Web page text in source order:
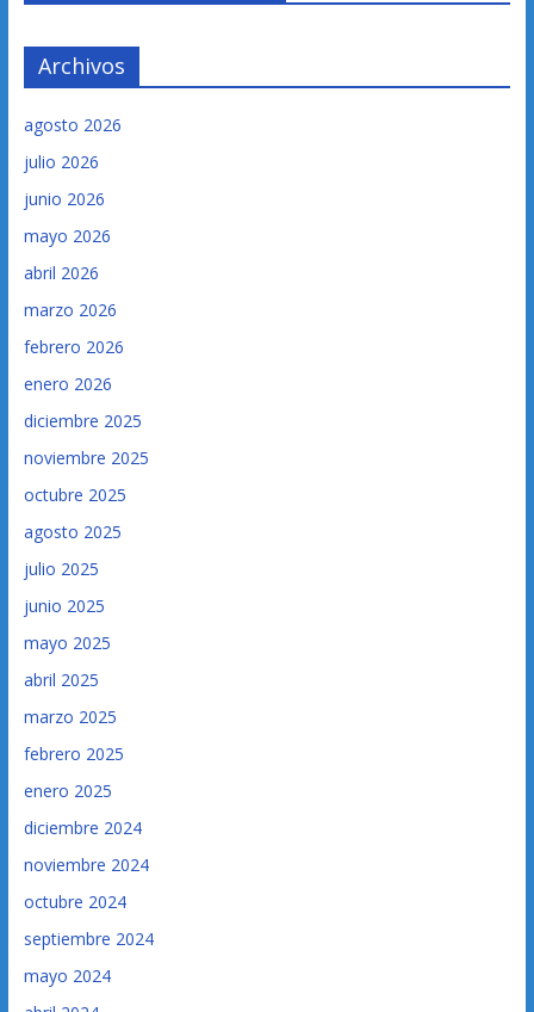
Archivos
agosto 2026
julio 2026
junio 2026
mayo 2026
abril 2026
marzo 2026
febrero 2026
enero 2026
diciembre 2025
noviembre 2025
octubre 2025
agosto 2025
julio 2025
junio 2025
mayo 2025
abril 2025
marzo 2025
febrero 2025
enero 2025
diciembre 2024
noviembre 2024
octubre 2024
septiembre 2024
mayo 2024